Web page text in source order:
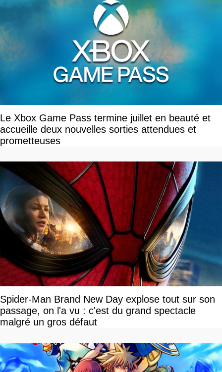
Le Xbox Game Pass termine juillet en beauté et
accueille deux nouvelles sorties attendues et
prometteuses
Spider-Man Brand New Day explose tout sur son
passage, on l'a vu : c'est du grand spectacle
malgré un gros défaut